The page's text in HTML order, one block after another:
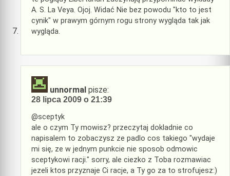
A. S. La Veya. Ojoj. Widać Nie bez powodu "kto to jest
cynik" w prawym górnym rogu strony wygląda tak jak
wygląda.
unnormal pisze:
28 lipca 2009 o 21:39
@sceptyk
ale o czym Ty mowisz? przeczytaj dokladnie co
napisalem to zobaczysz ze padlo cos takiego "wydaje
mi się, ze w jednym punkcie nie sposob odmowic
sceptykowi racji." sorry, ale ciezko z Toba rozmawiac
jezeli ktos przyznaje Ci racje, a Ty go za to strofujesz:)